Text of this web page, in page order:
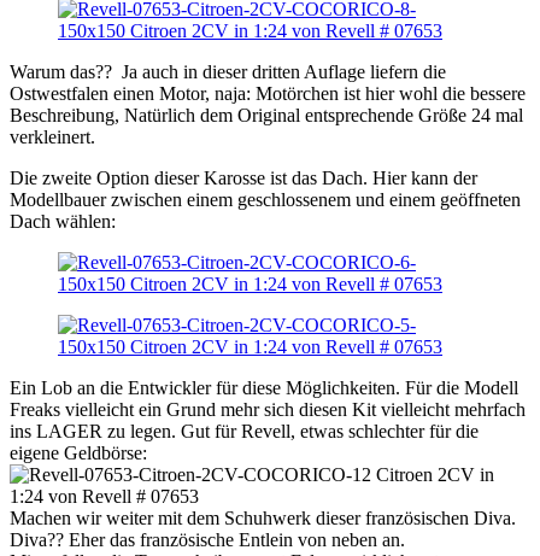
Warum das?? Ja auch in dieser dritten Auflage liefern die
Ostwestfalen einen Motor, naja: Motörchen ist hier wohl die bessere
Beschreibung, Natürlich dem Original entsprechende Größe 24 mal
verkleinert.
Die zweite Option dieser Karosse ist das Dach. Hier kann der
Modellbauer zwischen einem geschlossenem und einem geöffneten
Dach wählen:
Ein Lob an die Entwickler für diese Möglichkeiten. Für die Modell
Freaks vielleicht ein Grund mehr sich diesen Kit vielleicht mehrfach
ins LAGER zu legen. Gut für Revell, etwas schlechter für die
eigene Geldbörse:
Machen wir weiter mit dem Schuhwerk dieser französischen Diva.
Diva?? Eher das französische Entlein von neben an.